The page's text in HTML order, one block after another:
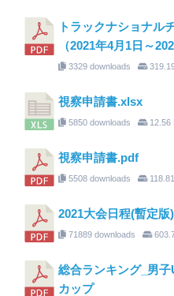
トラックナショナル
（2021年4月1日～
3329 downloads
視察申請書.xlsx
5850 downloads 12.56
視察申請書.pdf
5508 downloads
2021大会日程(暫定版
71889 downloads
総合ランキング_男
カップ